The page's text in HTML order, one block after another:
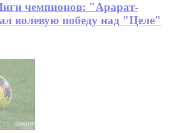
чемпионов: "Арарат-
волевую победу над "Целе"